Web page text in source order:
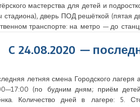
мастерства для детей и
дверь ПОД решёткой (пятая
транспорте: на метро — до
C 24.08.2020 —
летняя смена Городского лагеря
(по будним дням; приём
Количество дней в лагере: 5.